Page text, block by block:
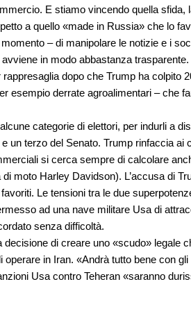
E stiamo vincendo quella sfida,
a quello «made in Russia» che lo
– di manipolare le notizie e i
avviene in modo abbastanza
dopo che Trump ha colpito
esempio derrate agroalimentari – che
categorie di elettori, per indurli a
un terzo del Senato. Trump rinfaccia ai
si cerca sempre di calcolare
moto Harley Davidson). L’accusa di
Le tensioni tra le due
ad una nave militare Usa di
senza difficoltà.
di creare uno «scudo» legale
in Iran. «Andrà tutto bene con
Usa contro Teheran «saranno